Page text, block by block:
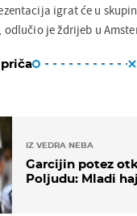
igrat će u
je ždrijeb u
IZ VEDRA NEBA
Garcijin potez
Poljudu: Mladi